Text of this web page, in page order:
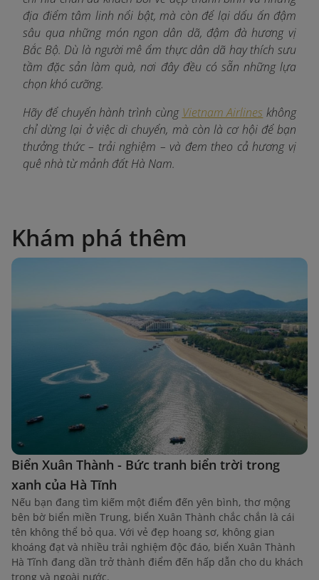
địa điểm tâm linh nổi bật, mà còn để lại dấu ấn đậm
sâu qua những món ngon dân dã, đậm đà hương vị
Bắc Bộ. Dù là người mê ẩm thực dân dã hay thích sưu
tầm đặc sản làm quà, nơi đây đều có sẵn những lựa
chọn khó cưỡng.
Hãy để chuyến hành trình cùng Vietnam Airlines không
chỉ dừng lại ở việc di chuyển, mà còn là cơ hội để bạn
thưởng thức – trải nghiệm – và đem theo cả hương vị
quê nhà từ mảnh đất Hà Nam.
Khám phá thêm
Biển Xuân Thành - Bức tranh biển trời trong
xanh của Hà Tĩnh
Nếu bạn đang tìm kiếm một điểm đến yên bình, thơ mộng
bên bờ biển miền Trung, biển Xuân Thành chắc chắn là cái
tên không thể bỏ qua. Với vẻ đẹp hoang sơ, không gian
khoáng đạt và nhiều trải nghiệm độc đáo, biển Xuân Thành
Hà Tĩnh đang dần trở thành điểm đến hấp dẫn cho du khách
trong và ngoài nước.